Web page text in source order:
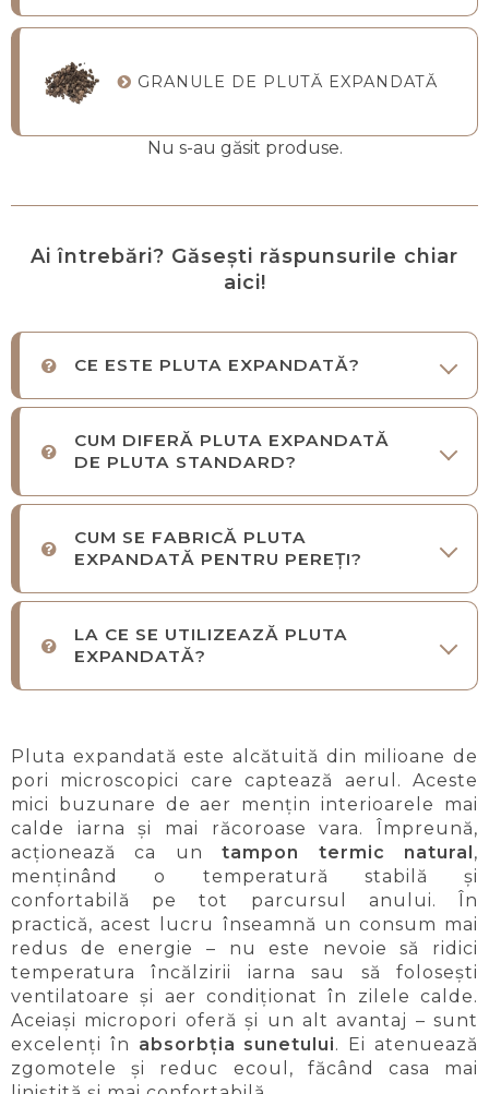
GRANULE DE PLUTĂ EXPANDATĂ
Nu s-au găsit produse.
Ai întrebări? Găsești răspunsurile chiar
aici!
CE ESTE PLUTA EXPANDATĂ?
CUM DIFERĂ PLUTA EXPANDATĂ
DE PLUTA STANDARD?
CUM SE FABRICĂ PLUTA
EXPANDATĂ PENTRU PEREȚI?
LA CE SE UTILIZEAZĂ PLUTA
EXPANDATĂ?
Pluta expandată este alcătuită din milioane de
pori microscopici care captează aerul. Aceste
mici buzunare de aer mențin interioarele mai
calde iarna și mai răcoroase vara. Împreună,
acționează ca untampon termic natural ,
menținând o temperatură stabilă și
confortabilă pe tot parcursul anului. În
practică, acest lucru înseamnă un consum mai
redus de energie – nu este nevoie să ridici
temperatura încălzirii iarna sau să folosești
ventilatoare și aer condiționat în zilele calde.
Aceiași micropori oferă și un alt avantaj – sunt
excelenți în absorbția sunetului. Ei atenuează
zgomotele și reduc ecoul, făcând casa mai